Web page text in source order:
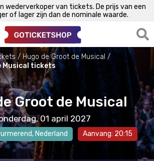
wederverkoper van tickets. De prijs van een
of lager zijn dan de nominale waarde.
Hugo de Groot de Musical
Musical tickets
Groot de Musical
01 april 2027
, Nederland Aanvang: 20:15